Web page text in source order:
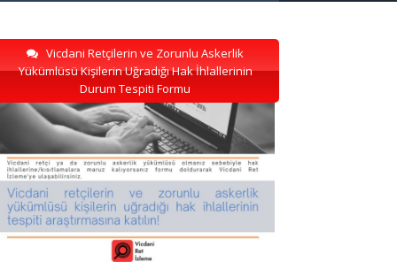
Vicdani Retçilerin ve Zorunlu Askerlik
Yükümlüsü Kişilerin Uğradığı Hak İhlallerinin
Durum Tespiti Formu